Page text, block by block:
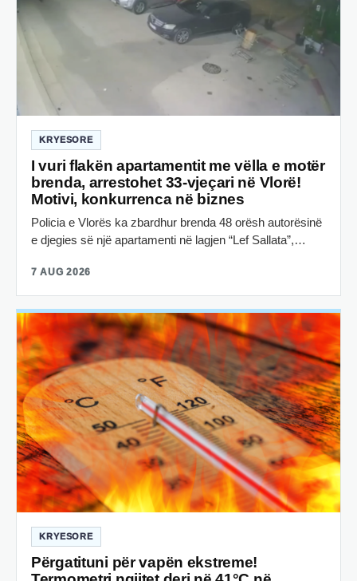
KRYESORE
I vuri flakën apartamentit me vëlla e motër
brenda, arrestohet 33-vjeçari në Vlorë!
Motivi, konkurrenca në biznes
Policia e Vlorës ka zbardhur brenda 48 orësh autorësinë
e djegies së një apartamenti në lagjen “Lef Sallata”,…
7 AUG 2026
KRYESORE
Përgatituni për vapën ekstreme!